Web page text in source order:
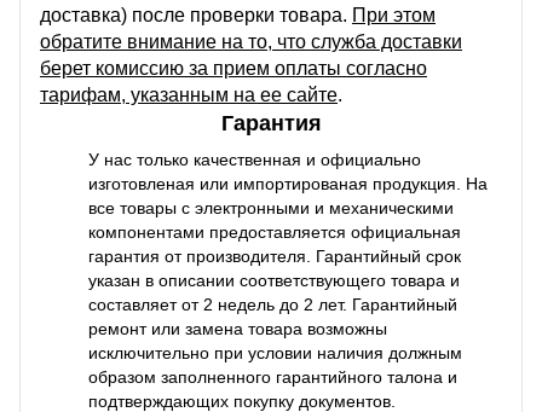
доставка) после проверки товара. При этом
обратите внимание на то, что служба доставки
берет комиссию за прием оплаты согласно
тарифам, указанным на ее сайте.
Гарантия
У нас только качественная и официально
изготовленая или импортированая продукция. На
все товары с электронными и механическими
компонентами предоставляется официальная
гарантия от производителя. Гарантийный срок
указан в описании соответствующего товара и
составляет от 2 недель до 2 лет. Гарантийный
ремонт или замена товара возможны
исключительно при условии наличия должным
образом заполненного гарантийного талона и
подтверждающих покупку документов.